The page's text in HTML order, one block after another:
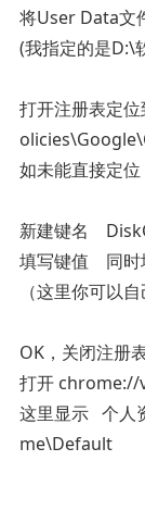
将User Data文
(我指定的是
打开注册表定位
如未能直接定
新建键名
填写键值 同时
（这里你可以自
OK，关闭注册
打开
这里显示 个人
me\Default